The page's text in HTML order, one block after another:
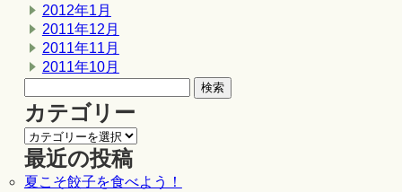
2012年1月
2011年12月
2011年11月
2011年10月
カテゴリー
最近の投稿
夏こそ餃子を食べよう！